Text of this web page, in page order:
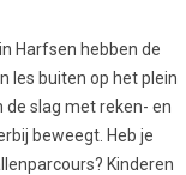
Harfsen hebben de
les buiten op het plein
de slag met reken- en
beweegt. Heb je
Kinderen